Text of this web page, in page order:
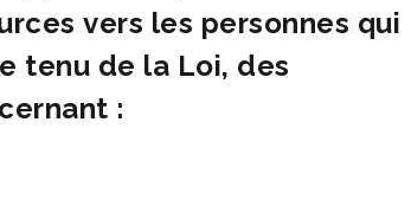
vers les personnes qui
tenu de la Loi, des
: